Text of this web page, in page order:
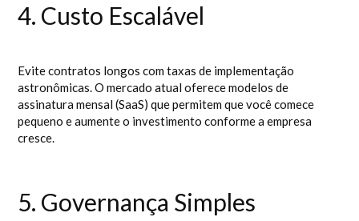
4. Custo Escalável
Evite contratos longos com taxas de implementação
astronômicas. O mercado atual oferece modelos de
assinatura mensal (SaaS) que permitem que você comece
pequeno e aumente o investimento conforme a empresa
cresce.
5. Governança Simples